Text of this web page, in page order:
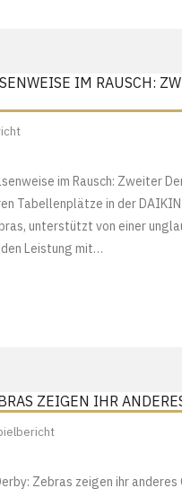
IM RAUSCH:
im Rausch: Zweiter
Tabellenplätze in der
unterstützt von einer
Leistung mit…
ZEIGEN IHR
Zebras zeigen ihr